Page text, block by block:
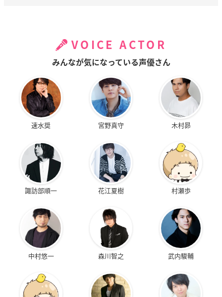
VOICE ACTOR
みんなが気になっている声優さん
速水奨 宮野真守 木村昴
諏訪部順一 花江夏樹 村瀬歩
中村悠一 森川智之 武内駿輔